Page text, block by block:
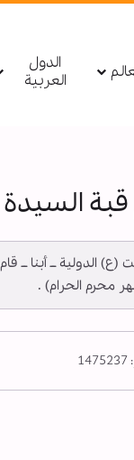
الدول
العربیة
(ع) الدولية ــ
محرم الحرام) .